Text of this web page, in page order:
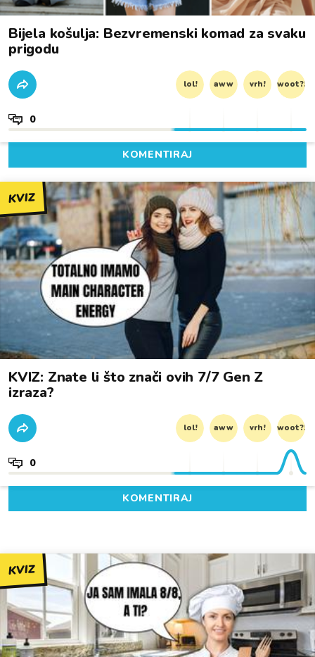
Bijela košulja: Bezvremenski komad za svaku
prigodu
lol! aww vrh! woot?!
0
KOMENTIRAJ
KVIZ
KVIZ: Znate li što znači ovih 7/7 Gen Z
izraza?
lol! aww vrh! woot?!
0
KOMENTIRAJ
KVIZ